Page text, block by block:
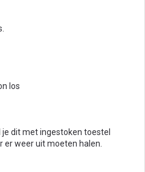
los
dit met ingestoken toestel
er weer uit moeten halen.